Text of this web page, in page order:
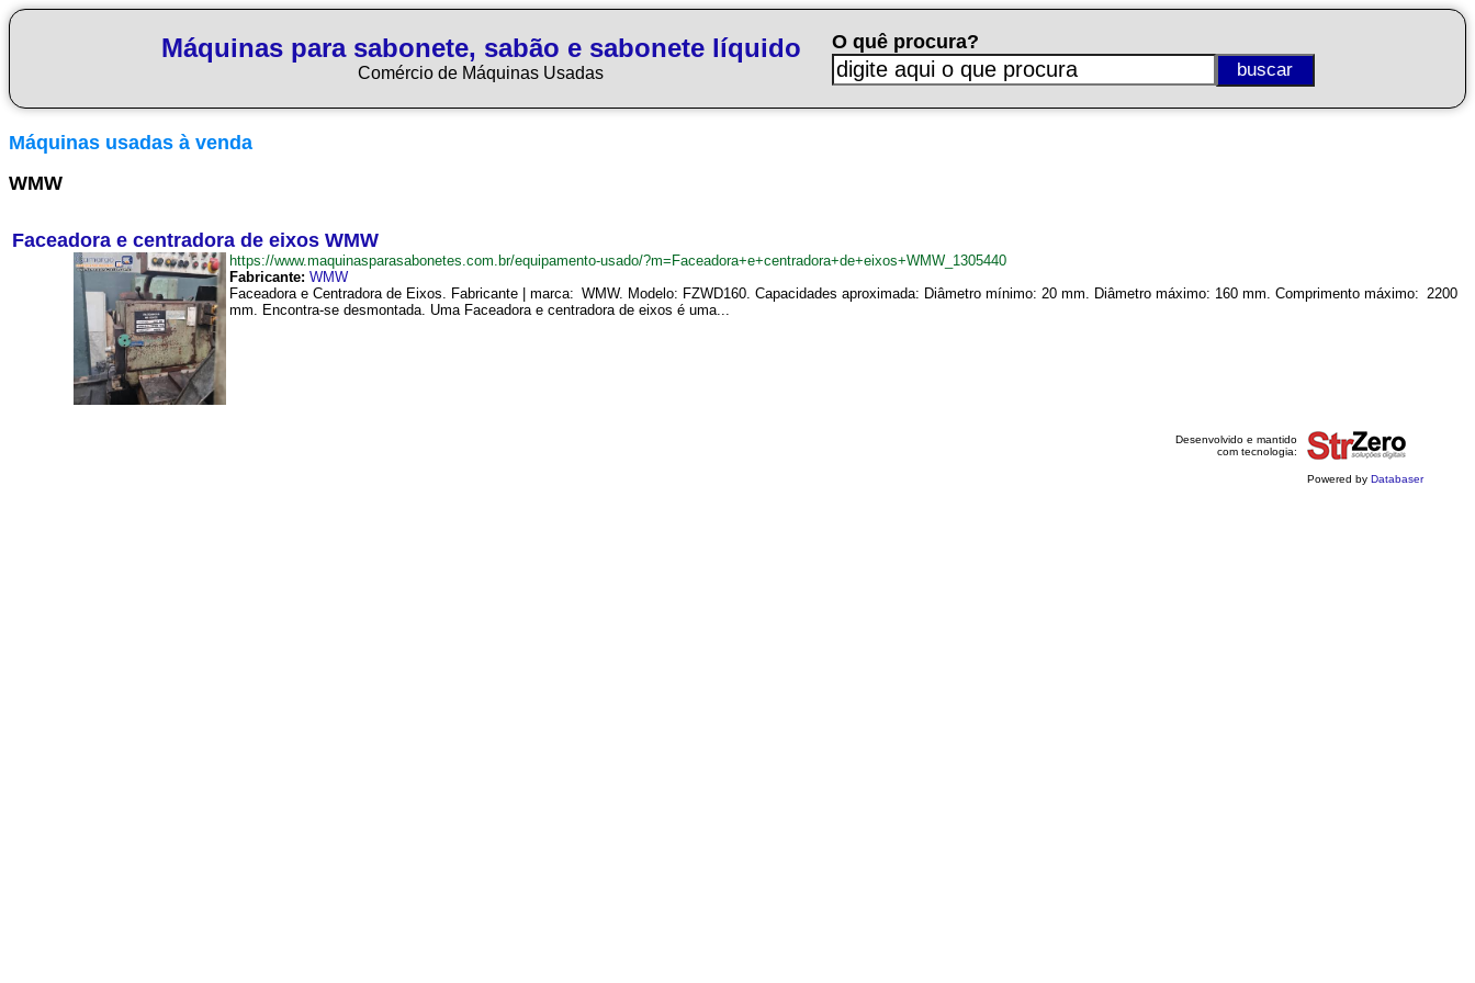
Máquinas para sabonete, sabão e sabonete líquido
Comércio de Máquinas Usadas
O quê procura?
Máquinas usadas à venda
WMW
Faceadora e centradora de eixos WMW
https://www.maquinasparasabonetes.com.br/equipamento-usado/?m=Faceadora+e+centradora+de+eixos+WMW_1305440
Fabricante: WMW
Faceadora e Centradora de Eixos. Fabricante | marca: WMW. Modelo: FZWD160. Capacidades aproximada: Diâmetro mínimo: 20 mm. Diâmetro máximo: 160 mm. Comprimento máximo: 2200
mm. Encontra-se desmontada. Uma Faceadora e centradora de eixos é uma...
Desenvolvido e mantido
com tecnologia:
Powered by Databaser